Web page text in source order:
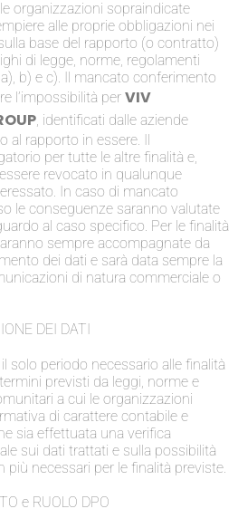
organizzazioni sopraindicate
alle proprie obbligazioni nei
base del rapporto (o contratto)
di legge, norme, regolamenti
b) e c). Il mancato conferimento
l’impossibilità per VIV
, identificati dalle aziende
rapporto in essere. Il
per tutte le altre finalità e,
revocato in qualunque
In caso di mancato
le conseguenze saranno valutate
al caso specifico. Per le finalità
sempre accompagnate da
dei dati e sarà data sempre la
di natura commerciale o
DEI DATI
solo periodo necessario alle finalità
previsti da leggi, norme e
a cui le organizzazioni
di carattere contabile e
sia effettuata una verifica
sui dati trattati e sulla possibilità
più necessari per le finalità previste.
e RUOLO DPO